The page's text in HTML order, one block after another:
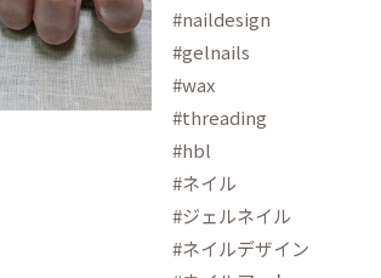
#naildesign
#gelnails
#wax
#threading
#hbl
#ネイル
#ジェルネイル
#ネイルデザイン